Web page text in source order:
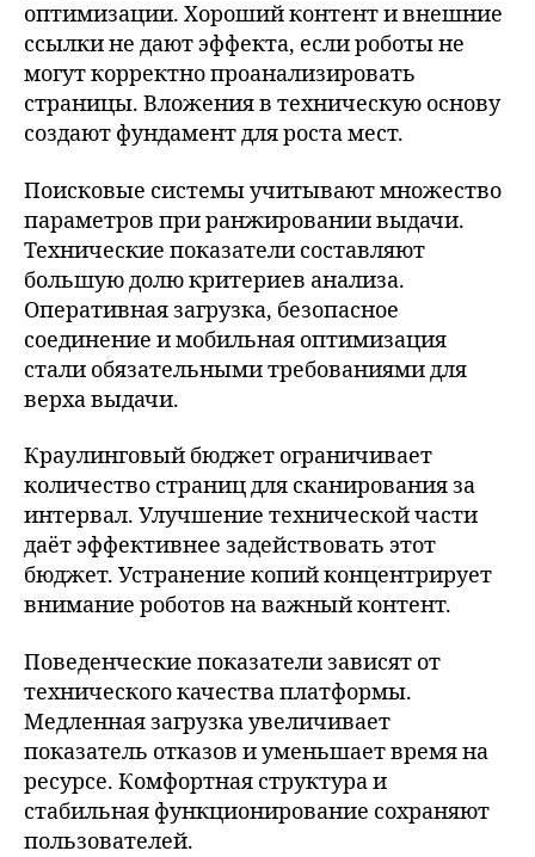
оптимизации. Хороший контент и внешние
ссылки не дают эффекта, если роботы не
могут корректно проанализировать
страницы. Вложения в техническую основу
создают фундамент для роста мест.
Поисковые системы учитывают множество
параметров при ранжировании выдачи.
Технические показатели составляют
большую долю критериев анализа.
Оперативная загрузка, безопасное
соединение и мобильная оптимизация
стали обязательными требованиями для
верха выдачи.
Краулинговый бюджет ограничивает
количество страниц для сканирования за
интервал. Улучшение технической части
даёт эффективнее задействовать этот
бюджет. Устранение копий концентрирует
внимание роботов на важный контент.
Поведенческие показатели зависят от
технического качества платформы.
Медленная загрузка увеличивает
показатель отказов и уменьшает время на
ресурсе. Комфортная структура и
стабильная функционирование сохраняют
пользователей.